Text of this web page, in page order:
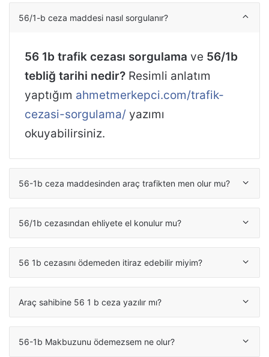
56/1-b ceza maddesi nasıl sorgulanır?
56 1b trafik cezası sorgulama ve 56/1b
tebliğ tarihi nedir? Resimli anlatım
yaptığım ahmetmerkepci.com/trafik-
cezasi-sorgulama/ yazımı
okuyabilirsiniz.
56-1b ceza maddesinden araç trafikten men olur mu?
56/1b cezasından ehliyete el konulur mu?
56 1b cezasını ödemeden itiraz edebilir miyim?
Araç sahibine 56 1 b ceza yazılır mı?
56-1b Makbuzunu ödemezsem ne olur?